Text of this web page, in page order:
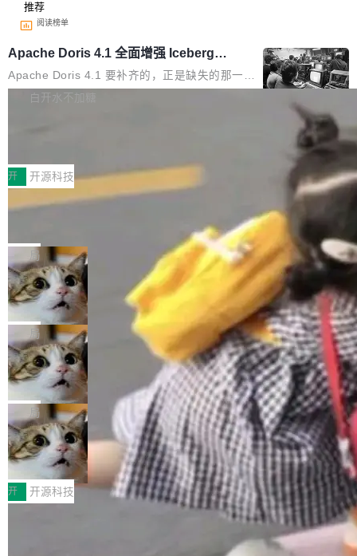
推荐
阅读榜单
Apache Doris 4.1 全面增强 Iceberg：
支持 UPDATE、MERGE INTO 与 Iceb
erg V3
Apache Doris 4.1 要补齐的，正是缺失的那一
半。在已有查询能力的基础上，Doris 进一步支
常维护操作，并完整支持 Iceberg V3 格式。
白开水不加糖
村国家自主创新示范区会议中心开幕。本届大会
由中关村智联软件服务业质量创新联盟主办，以
“智构可信·质创未来——AI原生时代的质量新范
式”为主题，直面AI从实验室走向规模化产业落地
的核心质量命题。会上，《2026智能研发生产力
工具选型手册》发布，Testin云测的Testin XAge
nt智能测试系统入选AI测试领域代表产品。对CI
O而言，这提示了一个转变：AI测试正在从效率
工具升级为企业的质量基础设施。 CIO面对的新
现实 过去两年，CIO们的焦虑清单上多了两项：
一是如何让大模型和智能体应用安全地从PoC走
向生产，二是如何让测试团队跟得上AI应用...
开 开源科技
让非法状态不可表示：一篇关于 ADT
有一种东西，一旦用过就回不去了。Alex Fedos
eev 管它叫"软件设计的基石"。 他说的东西不新
鲜——代数数据类型（ADT），尤其是和类型
（sum type）。但他说清楚了一件事：这不是类
型系统的学术体操，是日常编码的思维方式。 文
章从一个简单的例子切入。一个网站的深色主题
设置，如果用布尔值 + 可空字段来表示——bool
ean 表示是否可切换，nullable 的默认模式、浅
色方案、深色方案——会产生大量无意义的组
合。方案缺了、配置冲突了、全 null 了。要知道
哪些组合有效，作者说，你得靠"文档、校验、或
者部落知识"。 换个写法。Rust 的 enum，两个
变体：Switchable...
局
Cloudflare 开源内部企业 AI 平台 Clou
dflare OS
Cloudflare 发布了一个开源项目 Cloudflare O
S。如果你只看官方博客，你会觉得这是又一
个"AI 知识库 + 聊天机器人"——每个大厂都在
做，没什么新鲜的。 但 Kenton Varda 在 Twitte
r 上把事情说清楚了： 今天我们发布了 Cloudfla
re OS，一个带连接器的聊天机器人，跟其他所
有科技公司做的一样。只不过，实际上它不一
样。这是 Sandstorm.io 的重制版，我十年前的
那个创业公司。不同的是，这次它构建在 Cloudf
lare Workers 上——我花了九年时间搭建的平台
——并且深度集成了 AI。这基本上是我十年秘密
局
Deno 团队开源 Celld，可自托管的分
布式 Durable Objects
Ryan Dahl 领导的 Deno 团队推出了最新开源项
目 Celld，一个能在自己机器上运行 Cloudflare
Workers 和 Durable Objects 的守护进程。 设
计思路很直接：每个对象是一个独立的 SQLite
数据库，按名称寻址，复制到你自己的 S3 兼容
存储库里。节点之间只通过这个存储库协调——
没有控制平面，没有共识协议。每个对象自带一
个小型数据库，应用天然按分片构建，单个数据
库的竞争和爆炸半径问题在设计层面就被消除
局
鲁大师7月新机性能/流畅/AI榜：vivo夺
性能、流畅双第一，三星Galaxy Z系列
新折叠缺席
2026年7月的手机市场，由于存储等硬件成本暴
增，手机厂商的日子也不好过啊，新机速度明显
放缓，因此硝烟味淡了许多。新机参数规格除开
高价的三星折叠（三星Galaxy Z Fold8 Ultra / Z
Fold8 / Z Flip8）外，其余要么是中低端机器，
开 开源科技
Zed 编辑器团队发布了新项目——DeltaDB，一